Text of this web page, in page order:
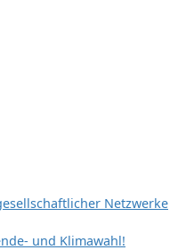
Netzwerke
und Klimawahl!